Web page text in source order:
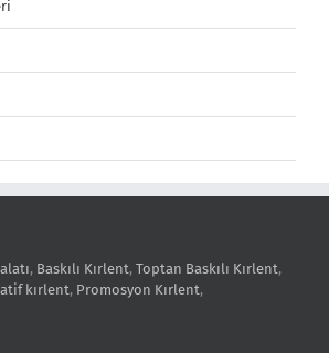
, Baskılı Kırlent, Toptan Baskılı Kırlent,
kırlent, Promosyon Kırlent,